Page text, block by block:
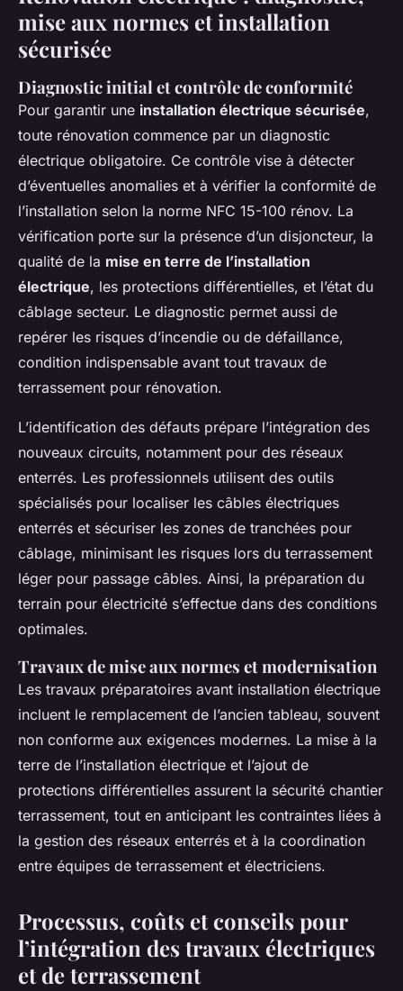
mise aux normes et installation
sécurisée
Diagnostic initial et contrôle de conformité
Pour garantir une installation électrique sécurisée,
toute rénovation commence par un diagnostic
électrique obligatoire. Ce contrôle vise à détecter
d’éventuelles anomalies et à vérifier la conformité de
l’installation selon la norme NFC 15-100 rénov. La
vérification porte sur la présence d’un disjoncteur, la
qualité de la mise en terre de l’installation
électrique, les protections différentielles, et l’état du
câblage secteur. Le diagnostic permet aussi de
repérer les risques d’incendie ou de défaillance,
condition indispensable avant tout travaux de
terrassement pour rénovation.
L’identification des défauts prépare l’intégration des
nouveaux circuits, notamment pour des réseaux
enterrés. Les professionnels utilisent des outils
spécialisés pour localiser les câbles électriques
enterrés et sécuriser les zones de tranchées pour
câblage, minimisant les risques lors du terrassement
léger pour passage câbles. Ainsi, la préparation du
terrain pour électricité s’effectue dans des conditions
optimales.
Travaux de mise aux normes et modernisation
Les travaux préparatoires avant installation électrique
incluent le remplacement de l’ancien tableau, souvent
non conforme aux exigences modernes. La mise à la
terre de l’installation électrique et l’ajout de
protections différentielles assurent la sécurité chantier
terrassement, tout en anticipant les contraintes liées à
la gestion des réseaux enterrés et à la coordination
entre équipes de terrassement et électriciens.
Processus, coûts et conseils pour
l’intégration des travaux électriques
et de terrassement